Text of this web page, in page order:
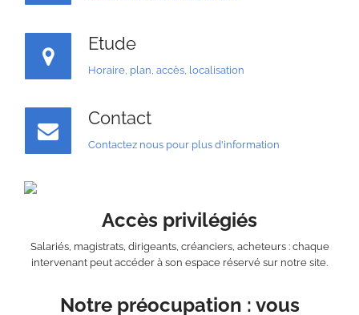
Etude
Horaire, plan, accès, localisation
Contact
Contactez nous pour plus d'information
Accès privilégiés
Salariés, magistrats, dirigeants, créanciers, acheteurs : chaque
intervenant peut accéder à son espace réservé sur notre site.
Notre préocupation : vous